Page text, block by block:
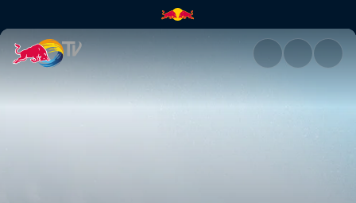
WSL Western Australia